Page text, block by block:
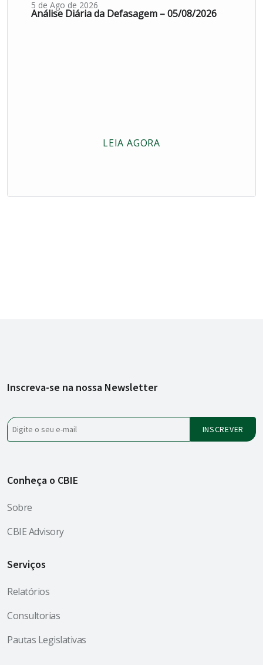
5 de Ago de 2026
Análise Diária da Defasagem – 05/08/2026
LEIA AGORA
Inscreva-se na nossa Newsletter
Conheça o CBIE
Sobre
CBIE Advisory
Serviços
Relatórios
Consultorias
Pautas Legislativas